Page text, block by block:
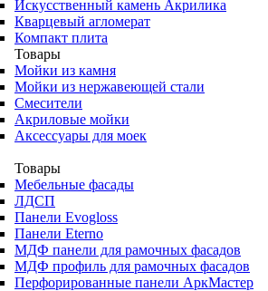
Искусственный камень Акрилика
Кварцевый агломерат
Компакт плита
Товары
Мойки из камня
Мойки из нержавеющей стали
Смесители
Акриловые мойки
Аксессуары для моек
Товары
Мебельные фасады
ЛДСП
Панели Evogloss
Панели Eterno
МДФ панели для рамочных фасадов
МДФ профиль для рамочных фасадов
Перфорированные панели АркМастер